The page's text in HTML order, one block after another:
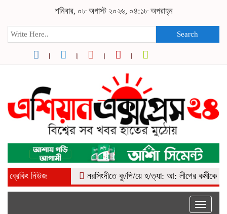
শনিবার, ০৮ অগাস্ট ২০২৬, ০৪:১৮ অপরাহ্ন
Search
ব্রেকিং নিউজ নরসিংদীতে কু/পি/য়ে হ/ত্যা: আ: লীগের কর্মীকে বিএনপি
Toggle